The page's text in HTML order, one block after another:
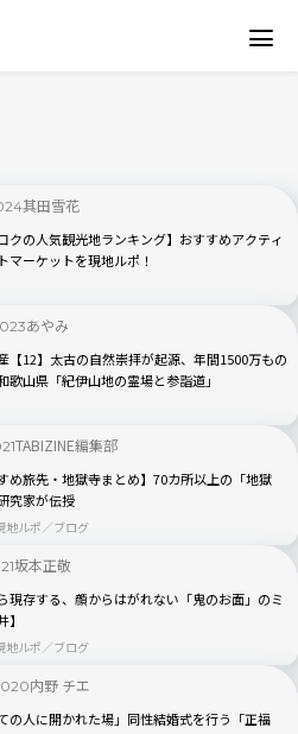
其田雪花
クの人気観光地ランキング】おすすめアクティ
マーケットを現地ルポ！
あやみ
【12】太古の自然崇拝が起源、年間1500万もの
歌山県「紀伊山地の霊場と参詣道」
TABIZINE編集部
め旅先・地獄寺まとめ】70カ所以上の「地獄
究家が伝授
地ルポ／ブログ
坂本正敬
現存する、顔からはがれない「鬼のお面」のミ
地ルポ／ブログ
内野 チエ
の人に開かれた場」同性結婚式を行う「正福